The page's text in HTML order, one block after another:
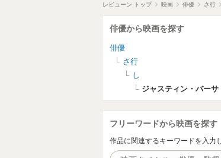
レビューン トップ 映画 俳優 さ行
俳優から映画を探す
俳優
さ行
し
ジャスティン・バーサ
フリーワードから映画を探す
作品に関連するキーワードを入力